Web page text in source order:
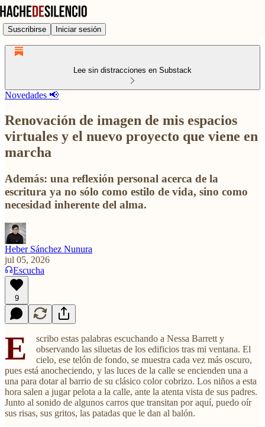
Suscribirse Iniciar sesión
Lee sin distracciones en Substack
Novedades 📢
Renovación de imagen de mis espacios
virtuales y el nuevo proyecto que viene en
marcha
Además: una reflexión personal acerca de la
escritura ya no sólo como estilo de vida, sino como
necesidad inherente del alma.
Heber Sánchez Nunura
jul 05, 2026
Escucha
9
E
scribo estas palabras escuchando a Nessa Barrett y
observando las siluetas de los edificios tras mi ventana. El
cielo, ese telón de fondo, se muestra cada vez más oscuro,
pues está anocheciendo, y las luces de la calle se encienden una a
una para dotar al barrio de su clásico color cobrizo. Los niños a esta
hora salen a jugar pelota a la calle, ante la atenta vista de sus padres.
Junto al sonido de algunos carros que transitan por aquí, puedo oír
sus risas, sus gritos, las patadas que le dan al balón.